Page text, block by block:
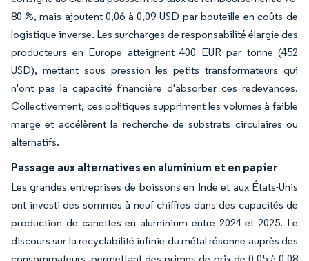
80 %, mais ajoutent 0,06 à 0,09 USD par bouteille en coûts de
logistique inverse. Les surcharges de responsabilité élargie des
producteurs en Europe atteignent 400 EUR par tonne (452
USD), mettant sous pression les petits transformateurs qui
n'ont pas la capacité financière d'absorber ces redevances.
Collectivement, ces politiques suppriment les volumes à faible
marge et accélèrent la recherche de substrats circulaires ou
alternatifs.
Passage aux alternatives en aluminium et en papier
Les grandes entreprises de boissons en Inde et aux États-Unis
ont investi des sommes à neuf chiffres dans des capacités de
production de canettes en aluminium entre 2024 et 2025. Le
discours sur la recyclabilité infinie du métal résonne auprès des